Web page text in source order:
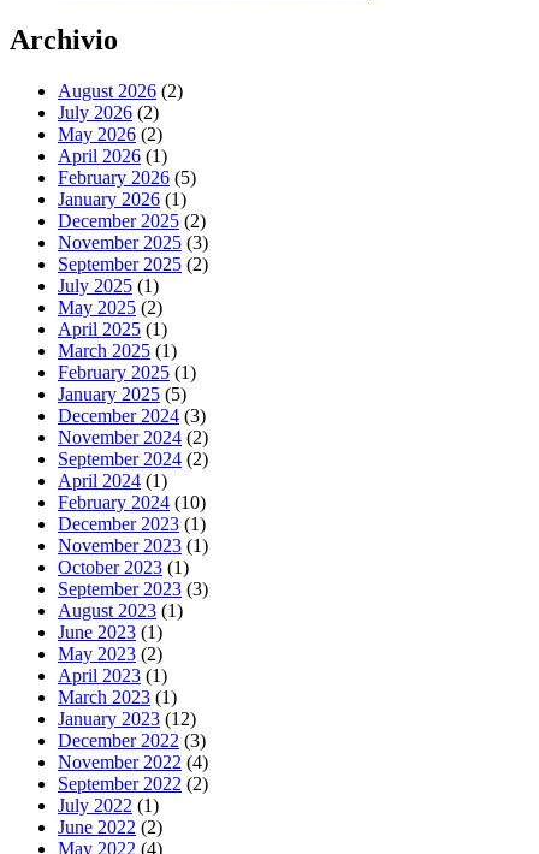
Archivio
August 2026 (2)
July 2026 (2)
May 2026 (2)
April 2026 (1)
February 2026 (5)
January 2026 (1)
December 2025 (2)
November 2025 (3)
September 2025 (2)
July 2025 (1)
May 2025 (2)
April 2025 (1)
March 2025 (1)
February 2025 (1)
January 2025 (5)
December 2024 (3)
November 2024 (2)
September 2024 (2)
April 2024 (1)
February 2024 (10)
December 2023 (1)
November 2023 (1)
October 2023 (1)
September 2023 (3)
August 2023 (1)
June 2023 (1)
May 2023 (2)
April 2023 (1)
March 2023 (1)
January 2023 (12)
December 2022 (3)
November 2022 (4)
September 2022 (2)
July 2022 (1)
June 2022 (2)
May 2022 (4)